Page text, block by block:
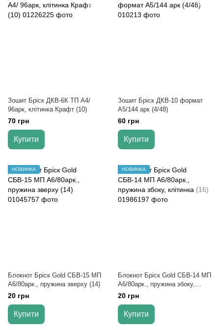
Зошит Бріск ДКВ-6К ТП А4/
96арк, клітинка Крафт (10)
70 грн
Купити
Зошит Бріск ДКВ-10 формат
А5/144 арк (4/48)
60 грн
Купити
НОВИНКА
Блокнот Бріск Gold СБВ-15 МП
А6/80арк., пружина зверху (14)
20 грн
Купити
НОВИНКА
Блокнот Бріск Gold СБВ-14 МП
А6/80арк., пружина збоку,
клітинка (16)
20 грн
Купити